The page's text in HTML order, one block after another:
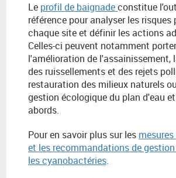
Le profil de baignadeconstitue
référence pour analyser les risques
chaque site et définir les actions
Celles-ci peuvent notamment
l'amélioration de l'assainissement,
des ruissellements et des rejets
restauration des milieux naturels
gestion écologique du plan d'eau
abords.
Pour en savoir plus sur les
et les recommandations de
les cyanobactéries.